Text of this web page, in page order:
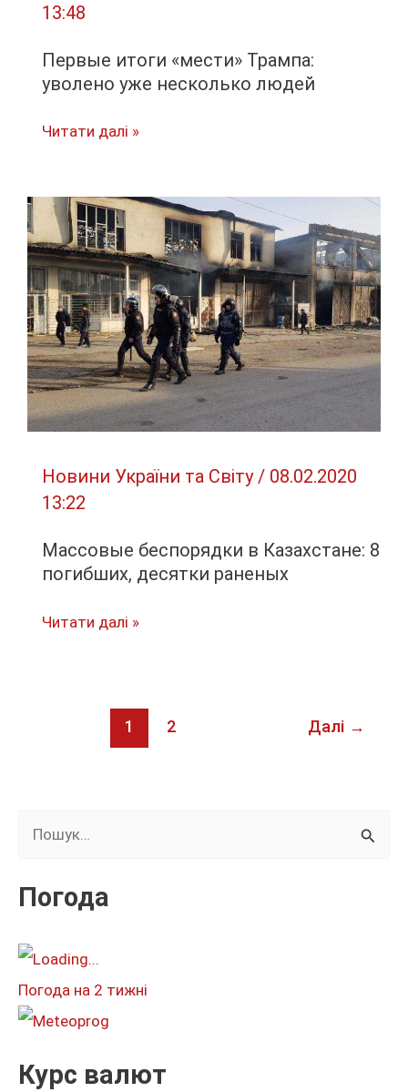
13:48
Первые итоги «мести» Трампа:
уволено уже несколько людей
Первые
Трампа:
уволено
уже
несколько
людей
Читати далі »
Новини України та Світу/ 08.02.2020
13:22
Массовые беспорядки в Казахстане: 8
погибших, десятки раненых
Массовые
погибших,
Читати далі »
1 2 Далі →
к
т
:
Погода
Погода на 2 тижні
Курс валют